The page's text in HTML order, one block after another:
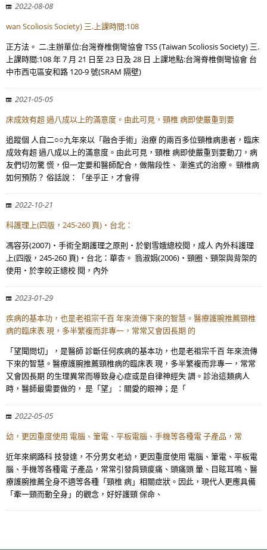
2022-08-08
wan Scoliosis Society) 三.上課時間:108
正方法。 二.主辦單位:台灣脊椎側彎協會 TSS (Taiwan Scoliosis Society) 三.
上課時間:108 年 7 月 21 日至 23 日及 28 日 上課地點:台灣脊椎側彎協會 台
中市西屯區安和路 120-9 號(SRAM 隔壁)
2021-05-05
床成效有超 過八成以上的滿意度。由此可見，頸椎 病即使嚴重到要
追蹤個 人自二○○九年來以「融合手術」治療 的兩百多位頸椎病患者，臨床
成效有超 過八成以上的滿意度。由此可見，頸椎 病即使嚴重到要動刀，病
友們切勿驚 慌，但一定要和醫師配合，做階段性、 漸進式的治療。 頸椎病
如何預防？ 俗話說：「坐乎正，才會得
2022-10-21
科護理上(四版，245-260 頁)‧台北：
馮容芬(2007)‧手術全期護理之原則‧於劉雪娥總校閱，成人 內外科護理
上(四版，245-260 頁)‧台北：華杏。 翁淑娟(2006)‧頸圈、頸架與背架的
使用‧於李皎正總校 閱，內外
2023-01-29
疾病的基本功，也是老祖宗千百 年來流傳下來的智慧。醫療護腕推薦頸椎
病的臨床表 現，多半繁複而非專一，常常又會因長期 的
「望聞問切」，是醫師 診斷任何疾病的基本功，也是老祖宗千百 年來流傳
下來的智慧。醫療護腕推薦頸椎病的臨床表 現，多半繁複而非專一，常常
又會因長期 的生理異常而導致身心症或是自律神經失 調。診治這類病人
時，醫師最需要做的， 是「望」：關愛的眼神；是「
2022-05-05
幼，更因重度使用 電腦、筆電、平板電腦、手機等各種電 子產品，常
近年來網路科 技發達，不分男女老幼，更因重度使用 電腦、筆電、平板電
腦、手機等各種電 子產品，常常引發肩頸痠痛、頭痛頭 暈、目眩耳鳴、醫
療護腕推薦全身不適等各種「頸椎 病」相關症狀。因此，現代人更應具備
「牽一頸而動全身」的觀念，好好護頸 保命、